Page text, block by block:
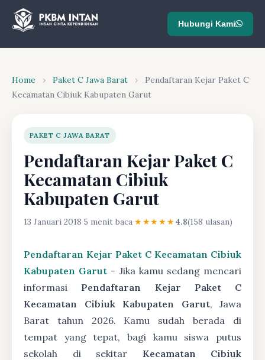
Hubungi Kami
Home › Paket C Jawa Barat ›
Pendaftaran Kejar Paket C
Kecamatan Cibiuk Kabupaten Garut
PAKET C JAWA BARAT
Pendaftaran Kejar Paket C
Kecamatan Cibiuk
Kabupaten Garut
13 Januari 2018·5 menit baca·★★★★★4.8(158 ulasan)
Pendaftaran Kejar Paket C Kecamatan Cibiuk
Kabupaten Garut - Jika kamu sedang mencari
informasi Pendaftaran Kejar Paket C
Kecamatan Cibiuk Kabupaten Garut, Jawa
Barat tahun 2026. Kamu sudah berada di
tempat yang tepat, bagi kamu siswa putus
sekolah di sekitar Kecamatan Cibiuk